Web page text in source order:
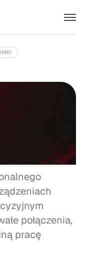
połączenia,
pracę